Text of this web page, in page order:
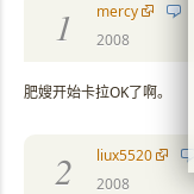
1
mercy
2008
肥嫂开始卡拉OK了啊。
2
liux5520
2008